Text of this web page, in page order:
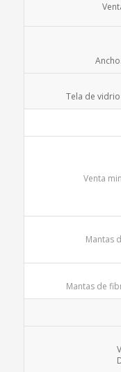
Tela de
Venta
Mantas
Mantas de